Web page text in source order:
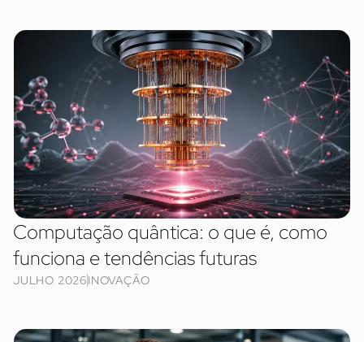
Computação quântica: o que é, como
funciona e tendências futuras
JULHO 2026INOVAÇÃO